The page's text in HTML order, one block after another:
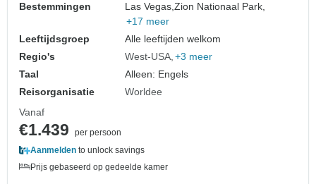
Bestemmingen
Las Vegas,Zion Nationaal Park,
+17 meer
Leeftijdsgroep
Alle leeftijden welkom
Regio's
West-USA +3 meer
Taal
Alleen: Engels
Reisorganisatie
Worldee
Vanaf
€1.439
per persoon
Aanmelden to unlock savings
Prijs gebaseerd op gedeelde kamer